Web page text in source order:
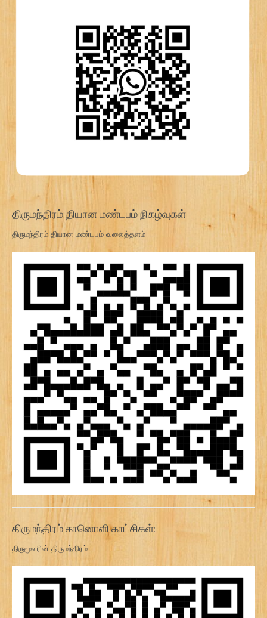
திருமந்திரம் தியான மண்டபம் நிகழ்வுகள்:
திருமந்திரம் தியான மண்டபம் வலைத்தளம்
திருமந்திரம் கானொளி காட்சிகள்:
திருமூலரின் திருமந்திரம்